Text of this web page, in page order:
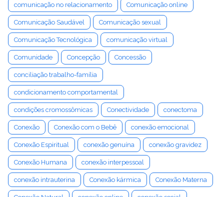
comunicação no relacionamento Comunicação online
Comunicação Saudável Comunicação sexual
Comunicação Tecnológica comunicação virtual
Comunidade Concepção Concessão
conciliação trabalho-família
condicionamento comportamental
condições cromossômicas Conectividade conectoma
Conexão Conexão com o Bebê conexão emocional
Conexão Espiritual conexão genuína conexão gravidez
Conexão Humana conexão interpessoal
conexão intrauterina Conexão kármica Conexão Materna